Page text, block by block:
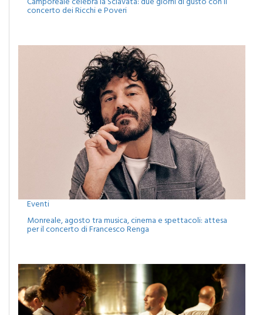
Monreale, agosto tra musica, cinema e spettacoli: attesa
per il concerto di Francesco Renga